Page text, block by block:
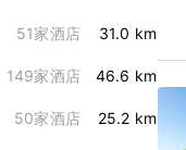
51家酒店 31.0 km
149家酒店 46.6 km
50家酒店 25.2 km